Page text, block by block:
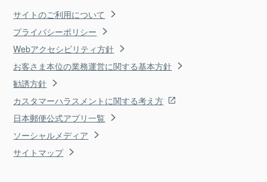
サイトのご利用について
プライバシーポリシー
Webアクセシビリティ方針
お客さま本位の業務運営に関する基本方針
勧誘方針
カスタマーハラスメントに関する考え方
日本郵便公式アプリ一覧
ソーシャルメディア
サイトマップ